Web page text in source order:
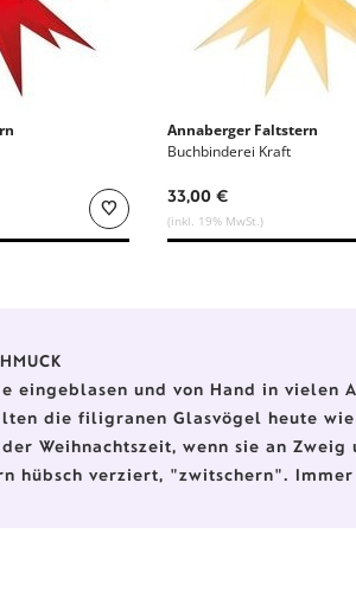
Annaberger Faltstern
Buchbinderei Kraft
33,00 €
(inkl. 19% MwSt.)
eingeblasen und von Hand in
die filigranen Glasvögel heute wie
Weihnachtszeit, wenn sie an
hübsch verziert, "zwitschern". Immer